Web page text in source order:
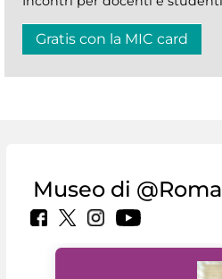
Gratis con la MIC card
Museo di